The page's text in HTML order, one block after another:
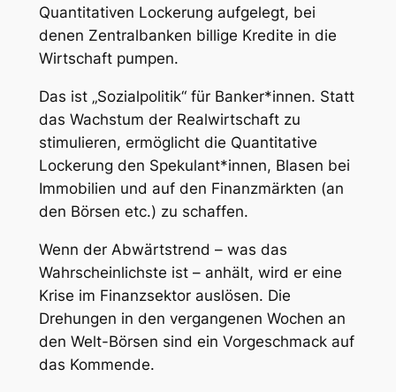
Quantitativen Lockerung aufgelegt, bei
denen Zentralbanken billige Kredite in die
Wirtschaft pumpen.
Das ist „Sozialpolitik“ für Banker*innen. Statt
das Wachstum der Realwirtschaft zu
stimulieren, ermöglicht die Quantitative
Lockerung den Spekulant*innen, Blasen bei
Immobilien und auf den Finanzmärkten (an
den Börsen etc.) zu schaffen.
Wenn der Abwärtstrend – was das
Wahrscheinlichste ist – anhält, wird er eine
Krise im Finanzsektor auslösen. Die
Drehungen in den vergangenen Wochen an
den Welt-Börsen sind ein Vorgeschmack auf
das Kommende.